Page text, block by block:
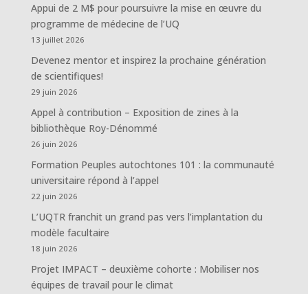
Appui de 2 M$ pour poursuivre la mise en œuvre du
programme de médecine de l’UQ
13 juillet 2026
Devenez mentor et inspirez la prochaine génération
de scientifiques!
29 juin 2026
Appel à contribution – Exposition de zines à la
bibliothèque Roy-Dénommé
26 juin 2026
Formation Peuples autochtones 101 : la communauté
universitaire répond à l’appel
22 juin 2026
L’UQTR franchit un grand pas vers l’implantation du
modèle facultaire
18 juin 2026
Projet IMPACT – deuxième cohorte : Mobiliser nos
équipes de travail pour le climat